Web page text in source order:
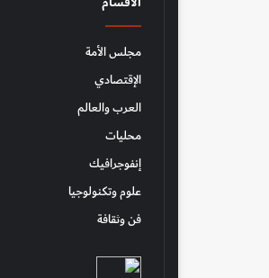
مجلس الأمة
الإقتصادي
العرب والعالم
محليات
إنفوجرافيك
علوم وتكنولوجيا
فن وثقافة